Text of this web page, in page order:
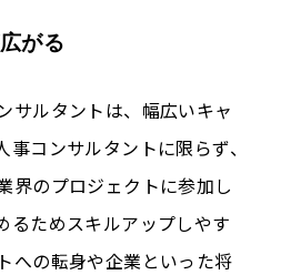
がる
サルタントは、幅広いキャ
コンサルタントに限らず、
界のプロジェクトに参加し
るためスキルアップしやす
への転身や企業といった将